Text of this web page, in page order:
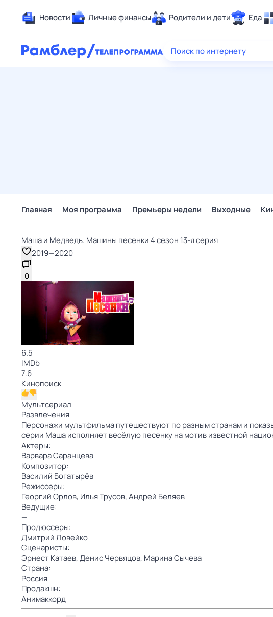
Новости Личные финансы Родители и дети Еда
Здоровье
Поиск по интернету
Главная Моя программа Премьеры недели Выходные
Маша и Медведь. Машины песенки 4 сезон 13-я серия
2019—2020
0
6.5
IMDb
7.6
Кинопоиск
Мультсериал
Развлечения
Персонажи мультфильма путешествуют по разным странам и
серии Маша исполняет весёлую песенку на мотив известной
Актеры:
Варвара Саранцева
Композитор:
Василий Богатырёв
Режиссеры:
Георгий Орлов, Илья Трусов,Андрей Беляев
Ведущие:
—
Продюссеры:
Дмитрий Ловейко
Сценаристы:
Эрнест Катаев,Денис Червяцов, Марина Сычева
Страна:
Россия
Продакшн:
Анимаккорд